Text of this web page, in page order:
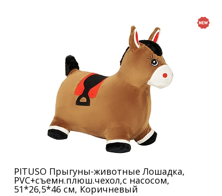
PITUSO Прыгуны-животные Лошадка,
PVC+съемн.плюш.чехол,с насосом,
51*26,5*46 см, Коричневый